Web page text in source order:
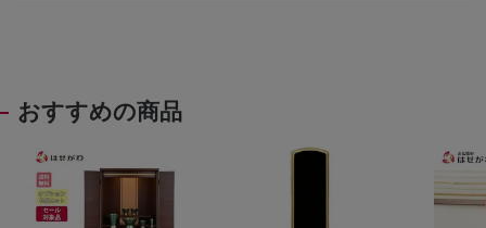
おすすめの商品